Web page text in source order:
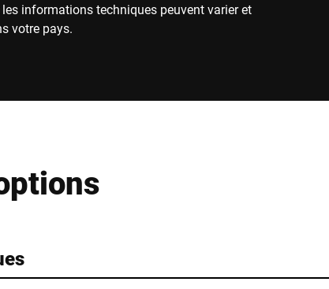
informations techniques peuvent varier et
votre pays.